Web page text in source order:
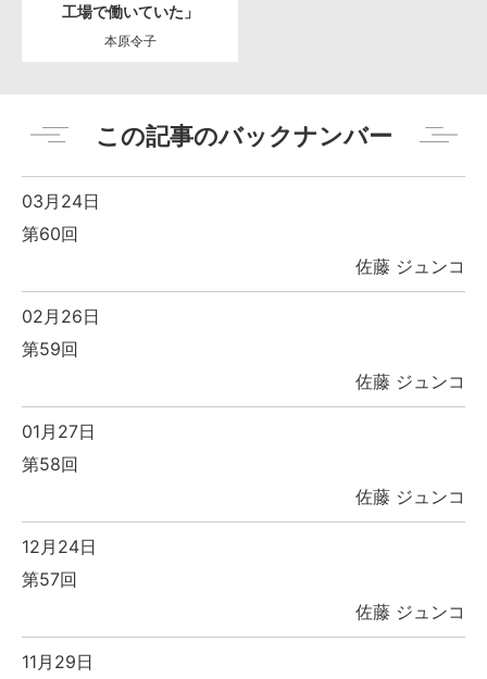
工場で働いていた」
本原令子
この記事のバックナンバー
03月24日
第60回
佐藤 ジュンコ
02月26日
第59回
佐藤 ジュンコ
01月27日
第58回
佐藤 ジュンコ
12月24日
第57回
佐藤 ジュンコ
11月29日